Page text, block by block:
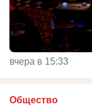
вчера в 15:33
Общество